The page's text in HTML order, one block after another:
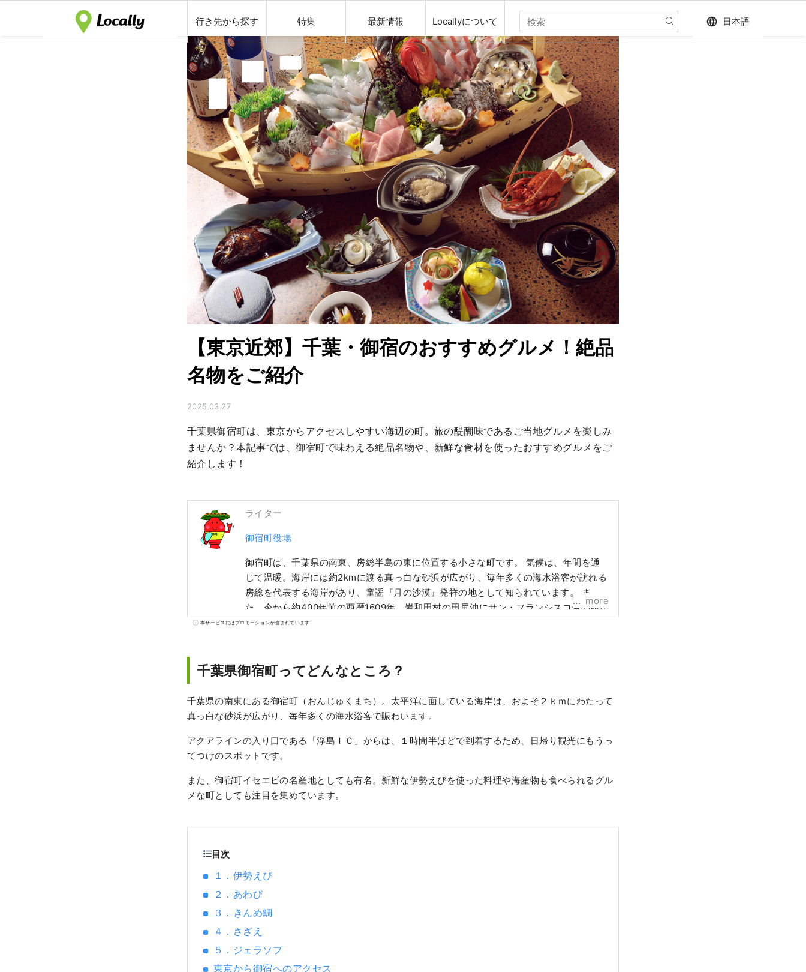
行き先から探す 特集 最新情報 Locallyについて language 日本語
【東京近郊】千葉・御宿のおすすめグルメ！絶品
名物をご紹介
2025.03.27
千葉県御宿町は、東京からアクセスしやすい海辺の町。旅の醍醐味であるご当地グルメを楽しみ
ませんか？本記事では、御宿町で味わえる絶品名物や、新鮮な食材を使ったおすすめグルメをご
紹介します！
ライター
御宿町役場
御宿町は、千葉県の南東、房総半島の東に位置する小さな町です。 気候は、年間を通
じて温暖。海岸には約2kmに渡る真っ白な砂浜が広がり、毎年多くの海水浴客が訪れる
房総を代表する海岸があり、童謡『月の沙漠』発祥の地として知られています。 ま
た、今から約400年前の西暦1609年、岩和田村の田尻沖にサン・フランシスコ号の船が
嵐に遭い座礁しました。岩和田村の村民は総出で救助にあたり、凍えた乗組員を素肌で
more
本サービスにはプロモーションが含まれています
千葉県御宿町ってどんなところ？
千葉県の南東にある御宿町（おんじゅくまち）。太平洋に面している海岸は、およそ２ｋｍにわたって
真っ白な砂浜が広がり、毎年多くの海水浴客で賑わいます。
アクアラインの入り口である「浮島ＩＣ」からは、１時間半ほどで到着するため、日帰り観光にもうっ
てつけのスポットです。
また、御宿町イセエビの名産地としても有名。新鮮な伊勢えびを使った料理や海産物も食べられるグル
メな町としても注目を集めています。
目次
１．伊勢えび
２．あわび
３．きんめ鯛
４．さざえ
５．ジェラソフ
東京から御宿へのアクセス